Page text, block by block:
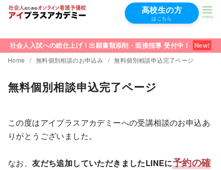
高校生の方
はこちら
社会人入試への総仕上げ！出願書類添削・面接指導 受付中！
Home 無料個別相談のお申込み 無料個別相談申込完了ページ
無料個別相談申込完了ページ
この度はアイプラスアカデミーへの受講相談のお申込あ
りがとうございました。
なお、友だち追加していただきましたLINEに予約の確